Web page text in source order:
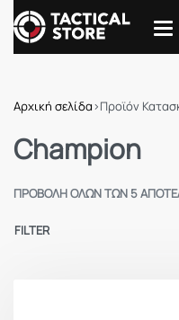
Αρχική σελίδα›Προϊόν
Champion
ΠΡΟΒΟΛΉ ΌΛΩΝ ΤΩΝ 5
FILTER